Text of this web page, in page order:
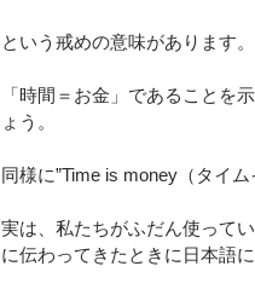
という戒めの意味があります。
「時間＝お金」であることを
ょう。
同様に”Time is money（タイ
実は、私たちがふだん使って
に伝わってきたときに日本語